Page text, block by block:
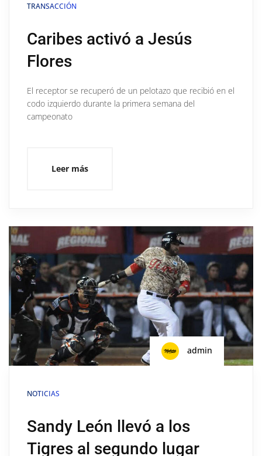
TRANSACCIÓN
Caribes activó a Jesús
Flores
El receptor se recuperó de un pelotazo que recibió en el
codo izquierdo durante la primera semana del
campeonato
Leer más
admin
NOTICIAS
Sandy León llevó a los
Tigres al segundo lugar